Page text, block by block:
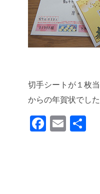
切手シートが１枚
からの年賀状でした
F
E